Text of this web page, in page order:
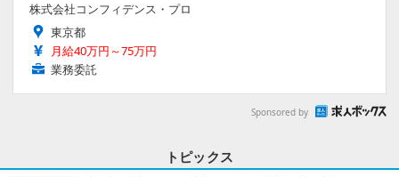
株式会社コンフィデンス・プロ
東京都
月給40万円～75万円
業務委託
Sponsored by
トピックス